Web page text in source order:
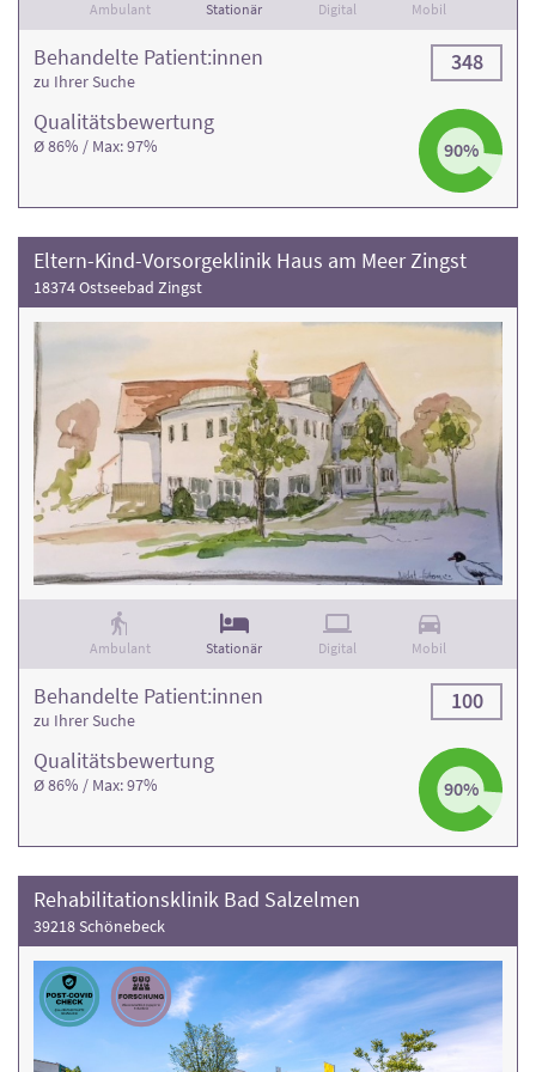
Ambulant Stationär Digital Mobil
Qualitäts­bewertung
Ø 86% / Max: 97% 90%
Behandelte Patient:innen
zu Ihrer Suche
348
Eltern-Kind-Vorsorgeklinik Haus am Meer Zingst
18374 Ostseebad Zingst
Ambulant Stationär Digital Mobil
Qualitäts­bewertung
Ø 86% / Max: 97% 90%
Behandelte Patient:innen
zu Ihrer Suche
100
Rehabilitationsklinik Bad Salzelmen
39218 Schönebeck